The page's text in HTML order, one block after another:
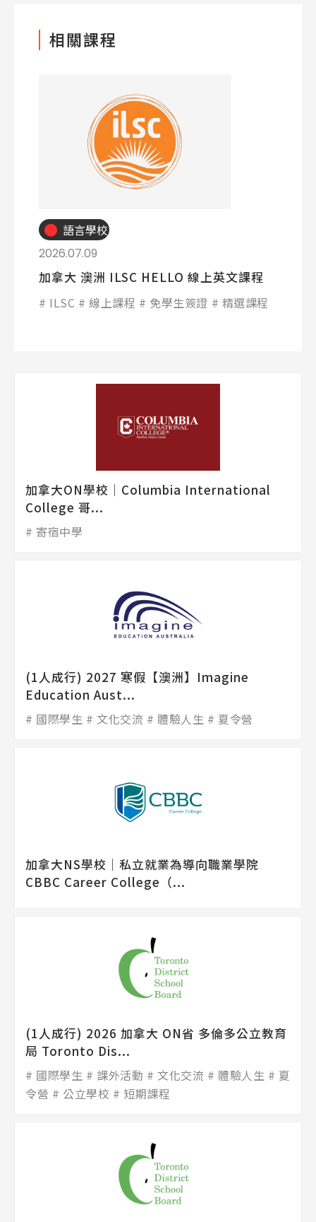
任意門
SEC
相關課程
語言學校
2026.07.09
加拿大 澳洲 ILSC HELLO 線上英文課程
ILSC 線上課程 免學生簽證 精選課程
加拿大ON學校│Columbia International
College 哥...
寄宿中學
(1人成行) 2027 寒假【澳洲】Imagine
Education Aust...
國際學生 文化交流 體驗人生 夏令營
加拿大NS學校│私立就業為導向職業學院
CBBC Career College（...
(1人成行) 2026 加拿大 ON省 多倫多公立教育
局 Toronto Dis...
國際學生 課外活動 文化交流 體驗人生
夏
令營
公立學校 短期課程